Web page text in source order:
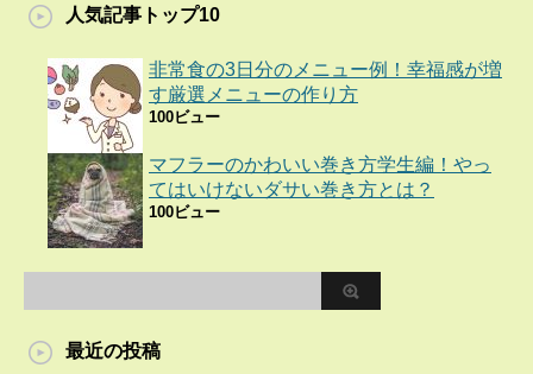
人気記事トップ10
非常食の3日分のメニュー例！幸福感が増
す厳選メニューの作り方
100ビュー
マフラーのかわいい巻き方学生編！やっ
てはいけないダサい巻き方とは？
100ビュー
最近の投稿